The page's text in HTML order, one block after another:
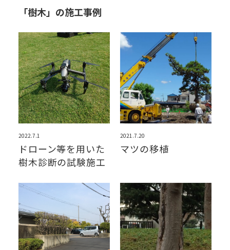
「樹木」の施工事例
2022.7.1
ドローン等を用いた
樹木診断の試験施工
2021.7.20
マツの移植